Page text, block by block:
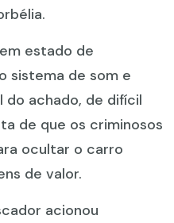
estado de
sistema de som e
do achado, de difícil
de que os criminosos
ocultar o carro
de valor.
acionou